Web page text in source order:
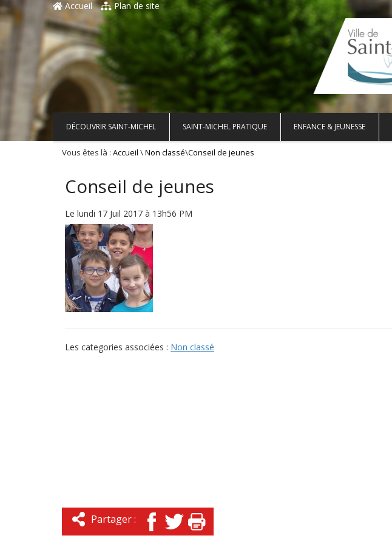
Accueil Plan de site
DÉCOUVRIR SAINT-MICHEL SAINT-MICHEL PRATIQUE ENFANCE & JEUNESSE
Vous êtes là : Accueil \Non classé\Conseil de jeunes
Conseil de jeunes
Le lundi 17 Juil 2017 à 13h56 PM
Les categories associées : Non classé
Partager :